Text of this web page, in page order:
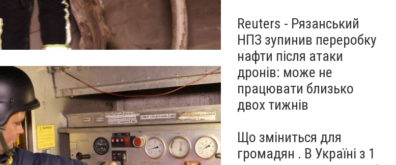
Reuters - Рязанський
НПЗ зупинив переробку
нафти після атаки
дронів: може не
працювати близько
двох тижнів
Що зміниться для
громадян . В Україні з 1